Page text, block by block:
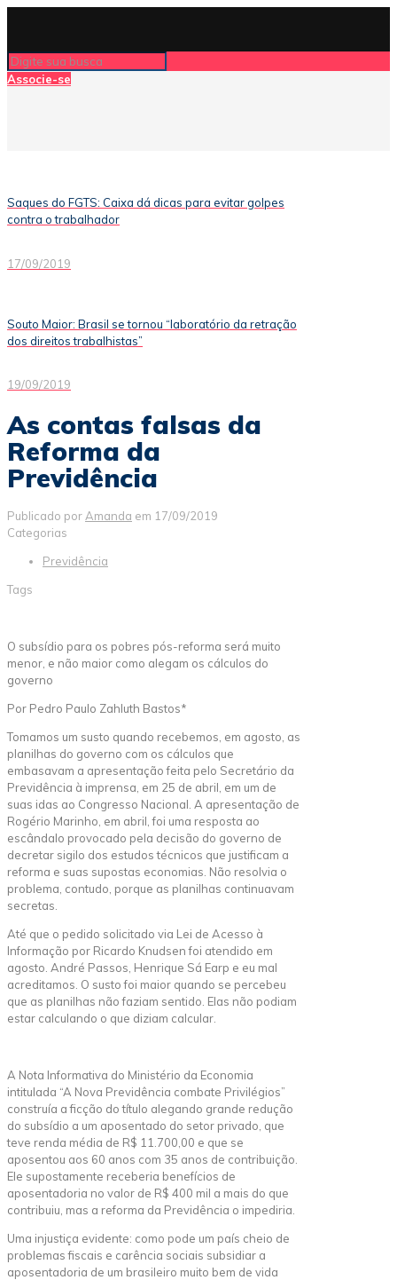
Associe-se
Saques do FGTS: Caixa dá dicas para evitar golpes
contra o trabalhador
17/09/2019
Souto Maior: Brasil se tornou “laboratório da retração
dos direitos trabalhistas”
19/09/2019
As contas falsas da
Reforma da
Previdência
Publicado por Amanda em 17/09/2019
Categorias
Previdência
Tags
O subsídio para os pobres pós-reforma será muito
menor, e não maior como alegam os cálculos do
governo
Por Pedro Paulo Zahluth Bastos*
Tomamos um susto quando recebemos, em agosto, as
planilhas do governo com os cálculos que
embasavam a apresentação feita pelo Secretário da
Previdência à imprensa, em 25 de abril, em um de
suas idas ao Congresso Nacional. A apresentação de
Rogério Marinho, em abril, foi uma resposta ao
escândalo provocado pela decisão do governo de
decretar sigilo dos estudos técnicos que justificam a
reforma e suas supostas economias. Não resolvia o
problema, contudo, porque as planilhas continuavam
secretas.
Até que o pedido solicitado via Lei de Acesso à
Informação por Ricardo Knudsen foi atendido em
agosto. André Passos, Henrique Sá Earp e eu mal
acreditamos. O susto foi maior quando se percebeu
que as planilhas não faziam sentido. Elas não podiam
estar calculando o que diziam calcular.
A Nota Informativa do Ministério da Economia
intitulada “A Nova Previdência combate Privilégios”
construía a ficção do título alegando grande redução
do subsídio a um aposentado do setor privado, que
teve renda média de R$ 11.700,00 e que se
aposentou aos 60 anos com 35 anos de contribuição.
Ele supostamente receberia benefícios de
aposentadoria no valor de R$ 400 mil a mais do que
contribuiu, mas a reforma da Previdência o impediria.
Uma injustiça evidente: como pode um país cheio de
problemas fiscais e carência sociais subsidiar a
aposentadoria de um brasileiro muito bem de vida